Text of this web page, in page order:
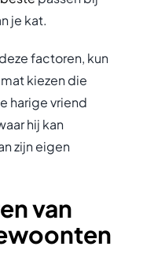
je kat.
factoren, kun
kiezen die
harige vriend
hij kan
zijn eigen
van